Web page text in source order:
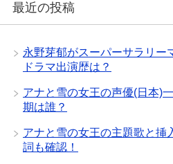
最近の投稿
永野芽郁がスーパーサラリー
ドラマ出演歴は？
アナと雪の女王の声優(日本)
期は誰？
アナと雪の女王の主題歌と挿
詞も確認！